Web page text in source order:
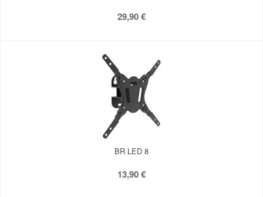
29,90 €
BR LED 8
13,90 €